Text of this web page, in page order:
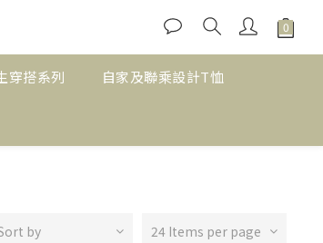
穿搭系列 自家及聯乘設計T恤
by 24 Items per page